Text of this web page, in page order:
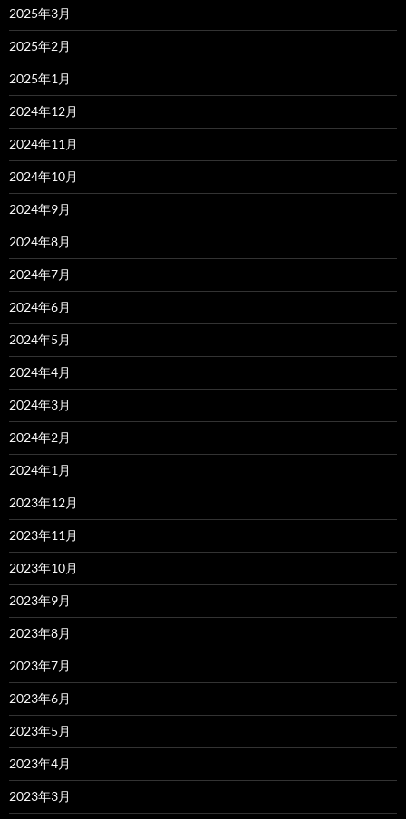
2025年3月
2025年2月
2025年1月
2024年12月
2024年11月
2024年10月
2024年9月
2024年8月
2024年7月
2024年6月
2024年5月
2024年4月
2024年3月
2024年2月
2024年1月
2023年12月
2023年11月
2023年10月
2023年9月
2023年8月
2023年7月
2023年6月
2023年5月
2023年4月
2023年3月